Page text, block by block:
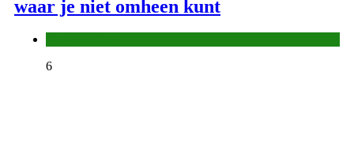
waar je niet omheen kunt
6